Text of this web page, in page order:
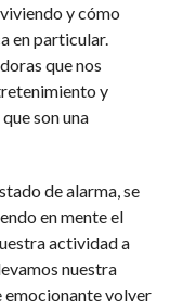
y cómo
en particular.
que nos
y
son una
de alarma, se
en mente el
actividad a
nuestra
emocionante volver